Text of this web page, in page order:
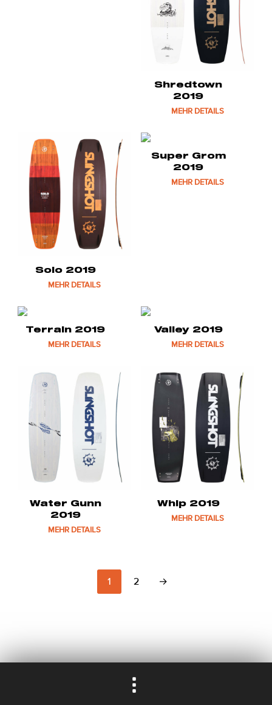
Shredtown
2019
MEHR DETAILS
Solo 2019
MEHR DETAILS
Super Grom
2019
MEHR DETAILS
Terrain 2019
MEHR DETAILS
Valley 2019
MEHR DETAILS
Water Gunn
2019
MEHR DETAILS
Whip 2019
MEHR DETAILS
1 2 →